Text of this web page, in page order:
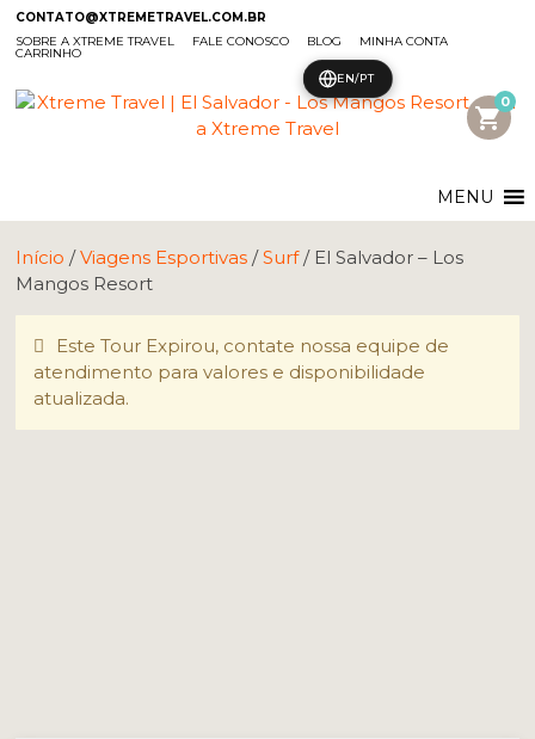
CONTATO@XTREMETRAVEL.COM.BR
SOBRE A XTREME TRAVEL
FALE CONOSCO BLOG MINHA CONTA
CARRINHO
shopping_cart
0
MENU
Início /Viagens Esportivas /Surf/ El Salvador – Los
Mangos Resort
Este Tour Expirou, contate nossa equipe de
atendimento para valores e disponibilidade
atualizada.
EN/PT